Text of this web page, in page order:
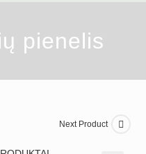
pienelis
Next Product